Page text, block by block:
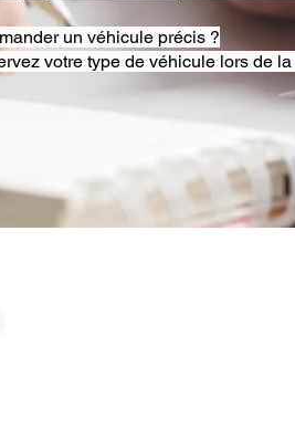
un véhicule précis ?
votre type de véhicule lors de